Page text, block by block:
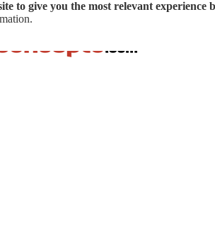
to give you the most relevant
.